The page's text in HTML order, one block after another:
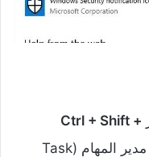
Ctrl + Shift +
وهو الاختصار الخاص بفتح مدير المهام (Task